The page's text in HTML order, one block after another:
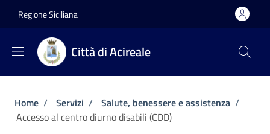
Regione Siciliana
Città di Acireale
Briciole di pane
Home / Servizi / Salute, benessere e assistenza /
Accesso al centro diurno disabili (CDD)